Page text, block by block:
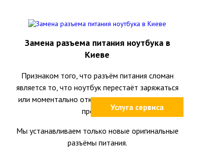
Услуга сервиса
Замена разъема питания ноутбука в
Киеве
Признаком того, что разъём питания сломан
является то, что ноутбук перестаёт заряжаться
или моментально отключается при шевелении
провода.
Мы устанавливаем только новые оригинальные
разъёмы питания.